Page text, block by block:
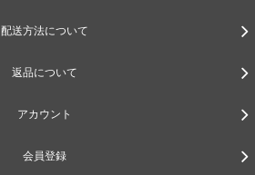
配送方法について
返品について
アカウント
会員登録